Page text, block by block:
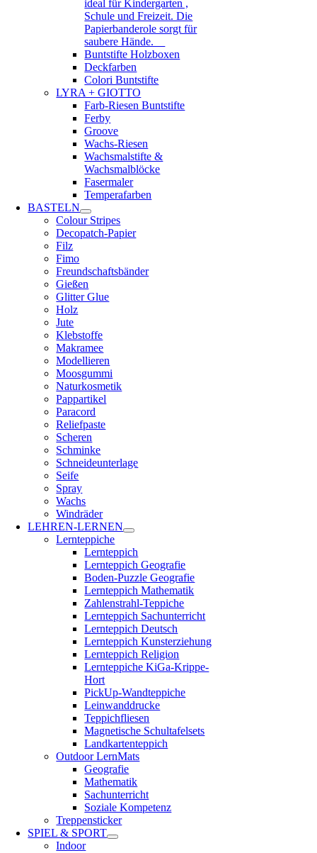
ideal für Kindergarten ,
Schule und Freizeit. Die
Papierbanderole sorgt für
saubere Hände.
Buntstifte Holzboxen
Deckfarben
Colori Buntstifte
LYRA + GIOTTO
Farb-Riesen Buntstifte
Ferby
Groove
Wachs-Riesen
Wachsmalstifte &
Wachsmalblöcke
Fasermaler
Temperafarben
BASTELN
Colour Stripes
Decopatch-Papier
Filz
Fimo
Freundschaftsbänder
Gießen
Glitter Glue
Holz
Jute
Klebstoffe
Makramee
Modellieren
Moosgummi
Naturkosmetik
Pappartikel
Paracord
Reliefpaste
Scheren
Schminke
Schneideunterlage
Seife
Spray
Wachs
Windräder
LEHREN-LERNEN
Lernteppiche
Lernteppich
Lernteppich Geografie
Boden-Puzzle Geografie
Lernteppich Mathematik
Zahlenstrahl-Teppiche
Lernteppich Sachunterricht
Lernteppich Deutsch
Lernteppich Kunsterziehung
Lernteppich Religion
Lernteppiche KiGa-Krippe-
Hort
PickUp-Wandteppiche
Leinwanddrucke
Teppichfliesen
Magnetische Schultafelsets
Landkartenteppich
Outdoor LernMats
Geografie
Mathematik
Sachunterricht
Soziale Kompetenz
Treppensticker
SPIEL & SPORT
Indoor